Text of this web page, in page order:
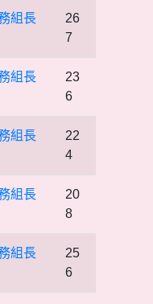
組長
26
7
組長
23
6
組長
22
4
組長
20
8
組長
25
6